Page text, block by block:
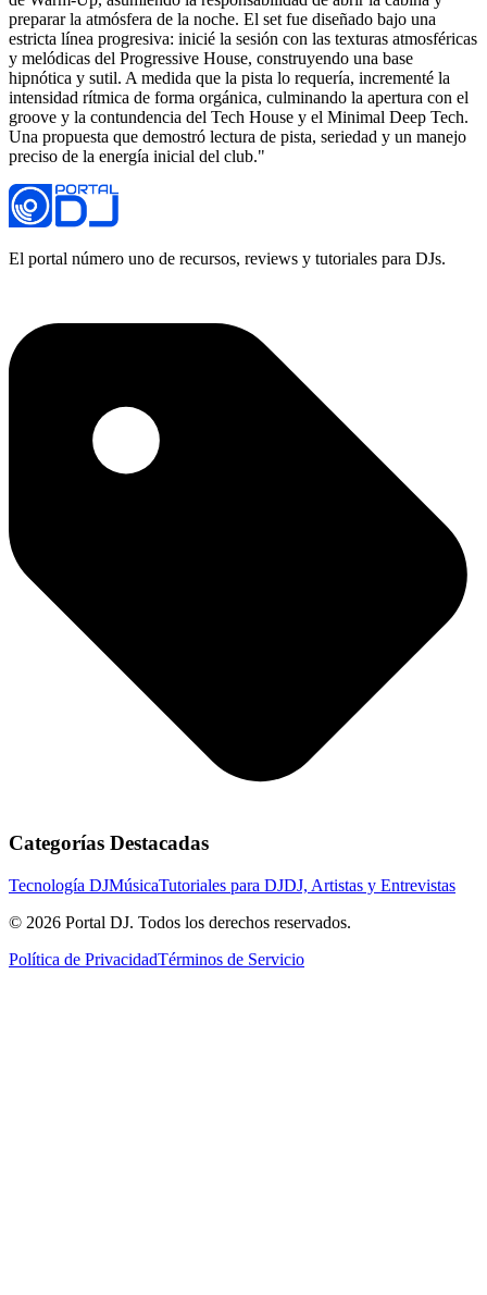
preparar la atmósfera de la noche. El set fue diseñado bajo una
estricta línea progresiva: inicié la sesión con las texturas atmosféricas
y melódicas del Progressive House, construyendo una base
hipnótica y sutil. A medida que la pista lo requería, incrementé la
intensidad rítmica de forma orgánica, culminando la apertura con el
groove y la contundencia del Tech House y el Minimal Deep Tech.
Una propuesta que demostró lectura de pista, seriedad y un manejo
preciso de la energía inicial del club."
El portal número uno de recursos, reviews y tutoriales para DJs.
Categorías Destacadas
Tecnología DJMúsicaTutoriales para DJDJ, Artistas y Entrevistas
© 2026 Portal DJ. Todos los derechos reservados.
Política de PrivacidadTérminos de Servicio